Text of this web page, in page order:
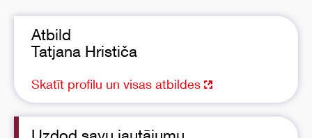
Atbild
Tatjana Hrističa
Skatīt profilu un visas atbildes